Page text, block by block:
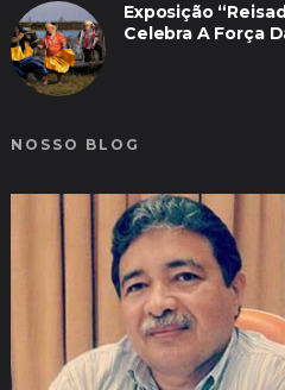
Exposição
Celebra A Força
NOSSO BLOG